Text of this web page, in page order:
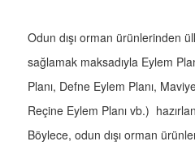
Odun dışı orman ürünlerinden
sağlamak maksadıyla Eylem
Planı, Defne Eylem Planı,
Reçine Eylem Planı vb.)
Böylece, odun dışı orman